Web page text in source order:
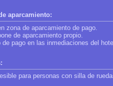
aparcamiento:
zona de aparcamiento de pago.
de aparcamiento propio.
de pago en las inmediaciones del
para personas con silla de